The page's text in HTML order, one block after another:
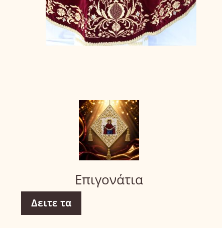
Επιγονάτια
Δειτε τα